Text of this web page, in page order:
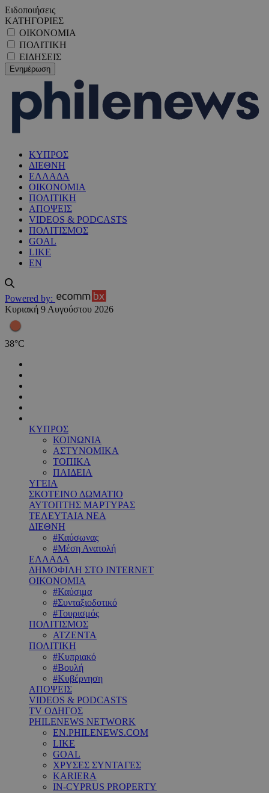
Ειδοποιήσεις
ΚΑΤΗΓΟΡΙΕΣ
ΟΙΚΟΝΟΜΙΑ
ΠΟΛΙΤΙΚΗ
ΕΙΔΗΣΕΙΣ
ΚΥΠΡΟΣ
ΔΙΕΘΝΗ
ΕΛΛΑΔΑ
ΟΙΚΟΝΟΜΙΑ
ΠΟΛΙΤΙΚΗ
ΑΠΟΨΕΙΣ
VIDEOS & PODCASTS
ΠΟΛΙΤΙΣΜΟΣ
GOAL
LIKE
EN
Powered by:
Κυριακή 9 Αυγούστου 2026
38°C
ΚΥΠΡΟΣ
ΚΟΙΝΩΝΙΑ
ΑΣΤΥΝΟΜΙΚΑ
ΤΟΠΙΚΑ
ΠΑΙΔΕΙΑ
ΥΓΕΙΑ
ΣΚΟΤΕΙΝΟ ΔΩΜΑΤΙΟ
ΑΥΤΟΠΤΗΣ ΜΑΡΤΥΡΑΣ
ΤΕΛΕΥΤΑΙΑ ΝΕΑ
ΔΙΕΘΝΗ
#Καύσωνας
#Μέση Ανατολή
ΕΛΛΑΔΑ
ΔΗΜΟΦΙΛΗ ΣΤΟ INTERNET
ΟΙΚΟΝΟΜΙΑ
#Καύσιμα
#Συνταξιοδοτικό
#Τουρισμός
ΠΟΛΙΤΙΣΜΟΣ
ΑΤΖΕΝΤΑ
ΠΟΛΙΤΙΚΗ
#Κυπριακό
#Βουλή
#Κυβέρνηση
ΑΠΟΨΕΙΣ
VIDEOS & PODCASTS
TV ΟΔΗΓΟΣ
PHILENEWS NETWORK
EN.PHILENEWS.COM
LIKE
GOAL
ΧΡΥΣΕΣ ΣΥΝΤΑΓΕΣ
KARIERA
IN-CYPRUS PROPERTY